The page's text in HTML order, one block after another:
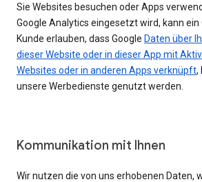
Sie Websites besuchen oder Apps
Google Analytics eingesetzt wird, kann ein
Kunde erlauben, dass Google Daten über
dieser Website oder in dieser App mit
Websites oder in anderen Apps verknüpft,
unsere Werbedienste genutzt werden.
Kommunikation mit Ihnen
Wir nutzen die von uns erhobenen Daten,